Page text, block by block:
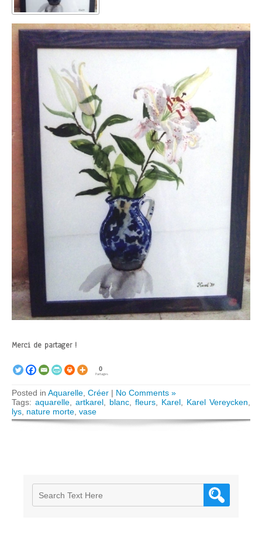
Merci de partager !
0
Partages
Posted in Aquarelle, Créer | No Comments »
Tags: aquarelle, artkarel, blanc, fleurs, Karel, Karel Vereycken,
lys, nature morte, vase